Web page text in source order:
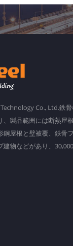
Co., Ltd.鉄
製品範囲には断熱屋
屋根と壁被覆、鉄骨
建物などがあり、
知恵でより良い世界を